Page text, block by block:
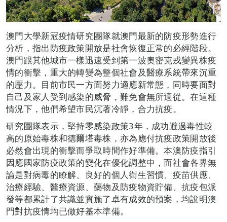
澳門大學新冠疫情研究團隊就澳門最新的防疫形勢進行
分析，指出防疫政策開放是社會恢復正常的必經階段。
澳門跟其他城市一樣迅速受到第一波奧密克戎變異株疫
情的衝擊，重大的轉變為整個社會及醫療系統帶來沉重
的壓力。目前市民一方面努力適應新常態，同時要面對
自己及家人受到感染的威脅，難免會無所適從。在這種
情況下，他們希望市民沉著冷靜，合力抗疫。
研究團隊表示，堅持零感染政策3年，成功避過毒性較
高的原始毒株和德爾塔毒株，亦為應付抗疫政策開放後
必然會出現的衝擊而爭取時間作好準備。本澳防疫指引
因應國家防疫政策的變化在優化調整中，而社會各界無
論是對病毒的瞭解、良好的個人衛生習慣、疫苗供應、
治療經驗、醫療資源、藥物及防疫物資貯備、抗疫包派
發等都累計了共識並實施了卓有成效的預案，均說明澳
門對抗疫情均已做好基本準備。